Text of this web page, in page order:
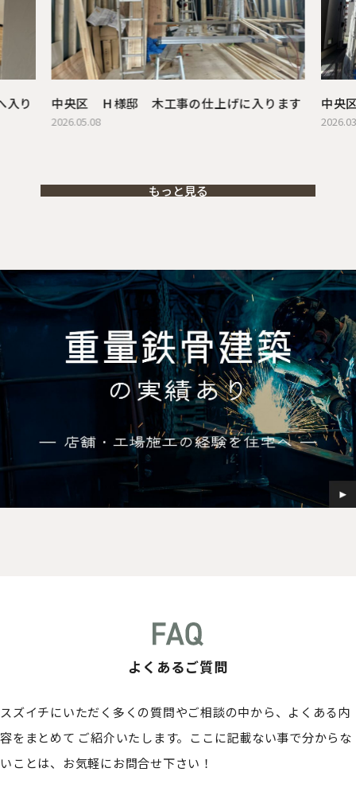
り 中央区 Ｈ様邸 木工事の仕上げに入ります
2026.05.08
中央
もっと見る
よくあるご質問
スズイチにいただく多くの質問やご相談の中から、よくある内
容をまとめて ご紹介いたします。ここに記載ない事で分からな
いことは、お気軽にお問合せ下さい！